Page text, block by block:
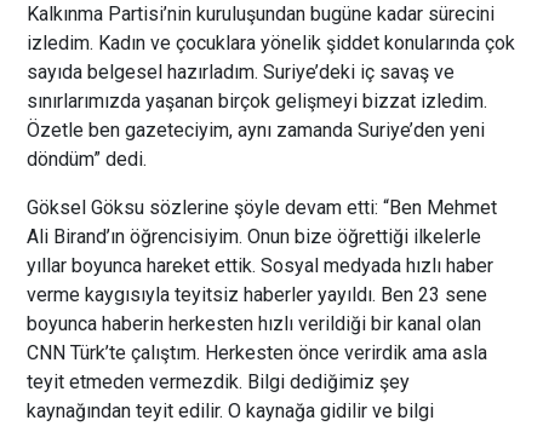
Kalkınma Partisi’nin kuruluşundan bugüne kadar sürecini
izledim. Kadın ve çocuklara yönelik şiddet konularında çok
sayıda belgesel hazırladım. Suriye’deki iç savaş ve
sınırlarımızda yaşanan birçok gelişmeyi bizzat izledim.
Özetle ben gazeteciyim, aynı zamanda Suriye’den yeni
döndüm” dedi.
Göksel Göksu sözlerine şöyle devam etti: “Ben Mehmet
Ali Birand’ın öğrencisiyim. Onun bize öğrettiği ilkelerle
yıllar boyunca hareket ettik. Sosyal medyada hızlı haber
verme kaygısıyla teyitsiz haberler yayıldı. Ben 23 sene
boyunca haberin herkesten hızlı verildiği bir kanal olan
CNN Türk’te çalıştım. Herkesten önce verirdik ama asla
teyit etmeden vermezdik. Bilgi dediğimiz şey
kaynağından teyit edilir. O kaynağa gidilir ve bilgi